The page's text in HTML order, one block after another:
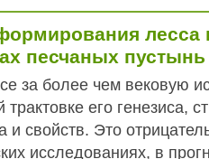
лесса
песчаных пустынь
за более чем вековую
его генезиса,
свойств. Это
исследованиях, в